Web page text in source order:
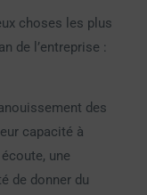
choses les plus
de l’entreprise :
des
capacité à
une
de donner du